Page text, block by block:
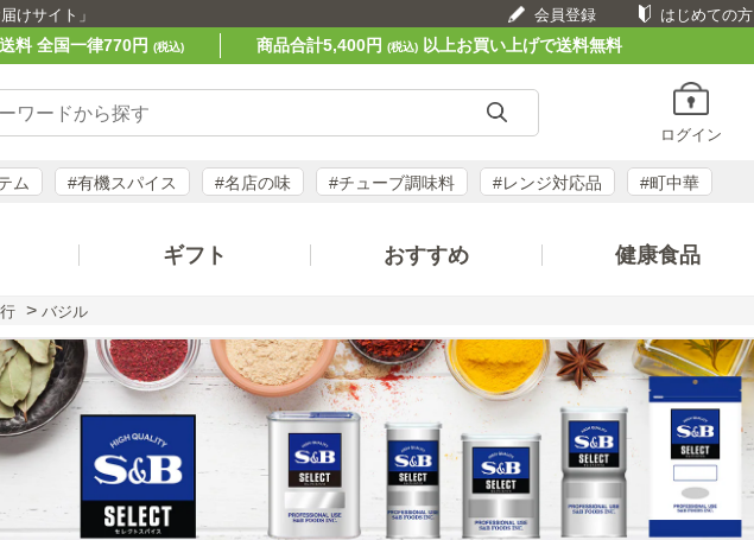
けサイト」 会員登録 はじめての方
送料 全国一律770円 (税込) 商品合計5,400円 (税込)以上お買い上げで送料無料
ログイン
ム #有機スパイス #名店の味 #チューブ調味料 #レンジ対応品 #町中華
ギフト おすすめ 健康食品
> バジル